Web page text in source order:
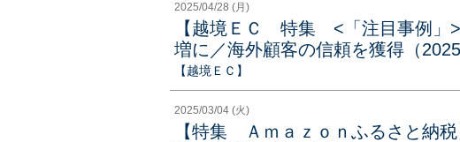
2025/04/28 (月)
【越境ＥＣ 特集 <「注目事例」
増に／海外顧客の信頼を獲得（2025
【越境ＥＣ】
2025/03/04 (火)
【特集 Ａｍａｚｏｎふるさと納